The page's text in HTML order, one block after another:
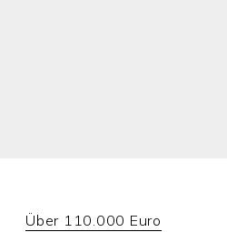
Über 110.000 Euro